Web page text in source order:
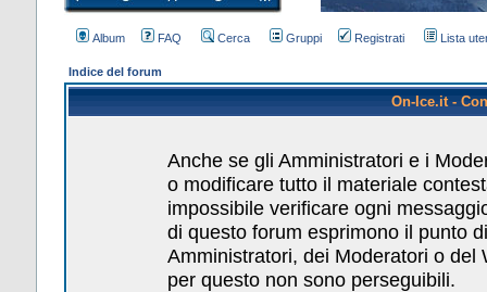
Album FAQ Cerca Gruppi Registrati Lista
Indice del forum
On-Ice.it -
Anche se gli Amministratori e i
o modificare tutto il materiale
impossibile verificare ogni
di questo forum esprimono il punto
Amministratori, dei Moderatori o
per questo non sono perseguibili.